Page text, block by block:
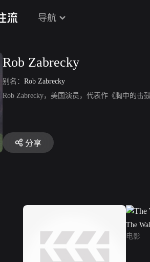
导航
Rob Zabrecky
别名： Rob Zabrecky
Rob Zabrecky，美国演员，代表作《胸中的击
分享
The
电影